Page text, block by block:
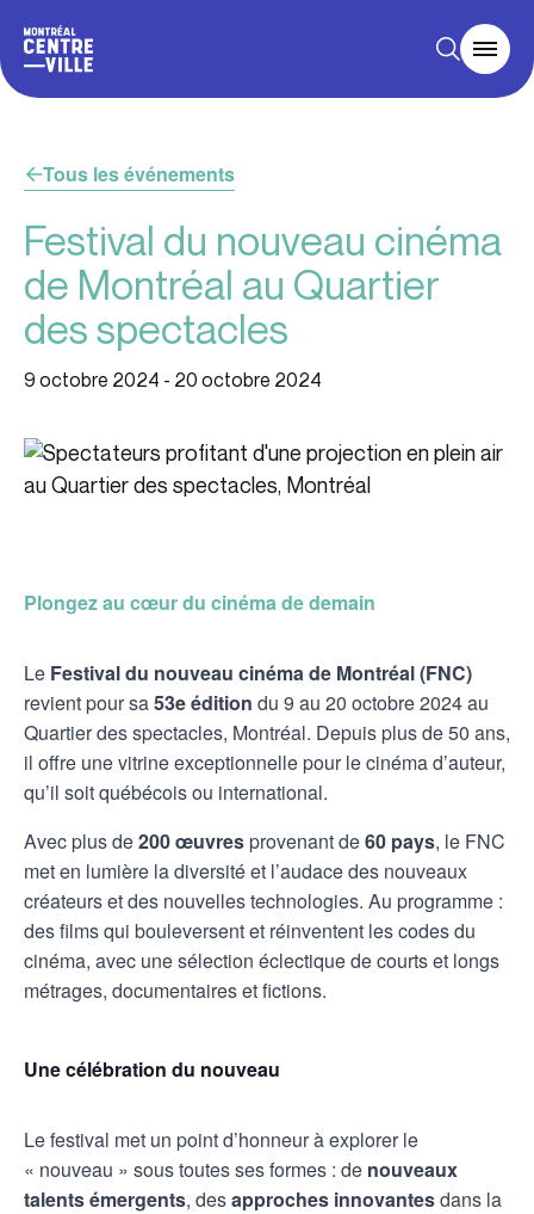
Tous les événements
Festival du nouveau cinéma
de Montréal au Quartier
des spectacles
9 octobre 2024 - 20 octobre 2024
Plongez au cœur du cinéma de demain
Le Festival du nouveau cinéma de Montréal (FNC)
revient pour sa53e édition du 9 au 20 octobre 2024 au
Quartier des spectacles, Montréal. Depuis plus de 50 ans,
il offre une vitrine exceptionnelle pour le cinéma d’auteur,
qu’il soit québécois ou international.
Avec plus de200 œuvresprovenant de60 pays, le FNC
met en lumière la diversité et l’audace des nouveaux
créateurs et des nouvelles technologies. Au programme :
des films qui bouleversent et réinventent les codes du
cinéma, avec une sélection éclectique de courts et longs
métrages, documentaires et fictions.
Une célébration du nouveau
Le festival met un point d’honneur à explorer le
« nouveau » sous toutes ses formes : de nouveaux
talents émergents, desapproches innovantesdans la